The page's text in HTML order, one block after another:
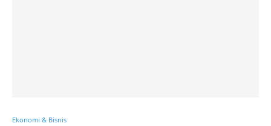
Ekonomi & Bisnis